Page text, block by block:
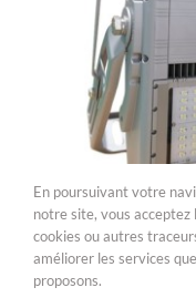
En poursuivant votre
notre site, vous acceptez
cookies ou autres
améliorer les services
proposons.